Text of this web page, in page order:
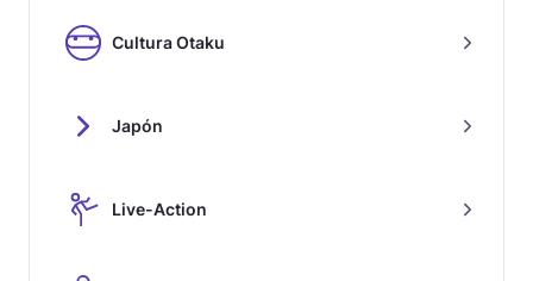
Cultura Otaku
Japón
Live-Action